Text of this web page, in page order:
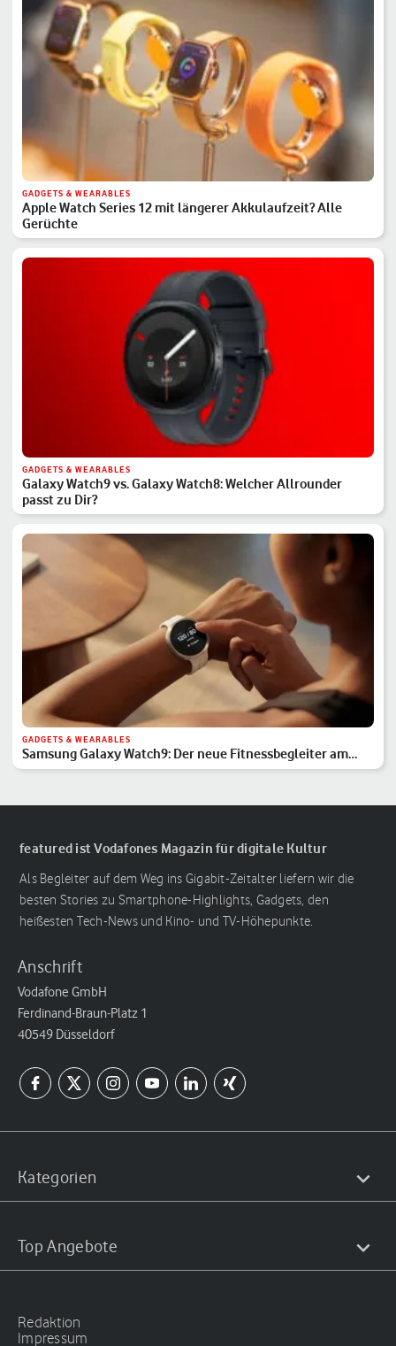
GADGETS & WEARABLES
Apple Watch Series 12 mit längerer Akkulaufzeit? Alle
Gerüchte
GADGETS & WEARABLES
Galaxy Watch9 vs. Galaxy Watch8: Welcher Allrounder
passt zu Dir?
GADGETS & WEARABLES
Samsung Galaxy Watch9: Der neue Fitnessbegleiter am
Handgelenk
featured ist Vodafones Magazin für digitale Kultur
Als Begleiter auf dem Weg ins Gigabit-Zeitalter liefern wir die
besten Stories zu Smartphone-Highlights, Gadgets, den
heißesten Tech-News und Kino- und TV-Höhepunkte.
Anschrift
Vodafone GmbH
Ferdinand-Braun-Platz 1
40549 Düsseldorf
Kategorien
Top Angebote
Redaktion
Impressum